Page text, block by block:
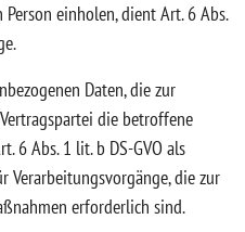
einholen, dient Art. 6 Abs.
Daten, die zur
die betroffene
6 Abs. 1 lit. b DS-GVO als
Verarbeitungsvorgänge, die zur
erforderlich sind.